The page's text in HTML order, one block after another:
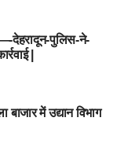
देहरादून-पुलिस-ने-
|
में उद्यान विभाग